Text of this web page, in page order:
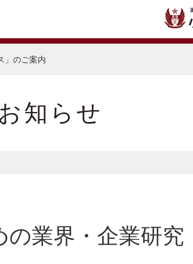
」のご案内
知らせ
の業界・企業研究